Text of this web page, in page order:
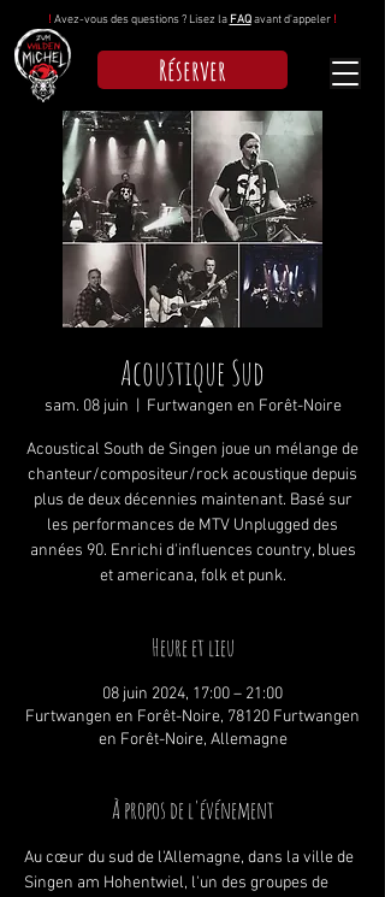
! Avez-vous des questions ? Lisez la FAQavant d'appeler !
Réserver
Acoustique Sud
sam. 08 juin Furtwangen en Forêt-Noire
Acoustical South de Singen joue un mélange de
chanteur/compositeur/rock acoustique depuis
plus de deux décennies maintenant. Basé sur
les performances de MTV Unplugged des
années 90. Enrichi d'influences country, blues
et americana, folk et punk.
Heure et lieu
08 juin 2024, 17:00 – 21:00
Furtwangen en Forêt-Noire, 78120 Furtwangen
en Forêt-Noire, Allemagne
À propos de l'événement
Au cœur du sud de l'Allemagne, dans la ville de
Singen am Hohentwiel, l'un des groupes de